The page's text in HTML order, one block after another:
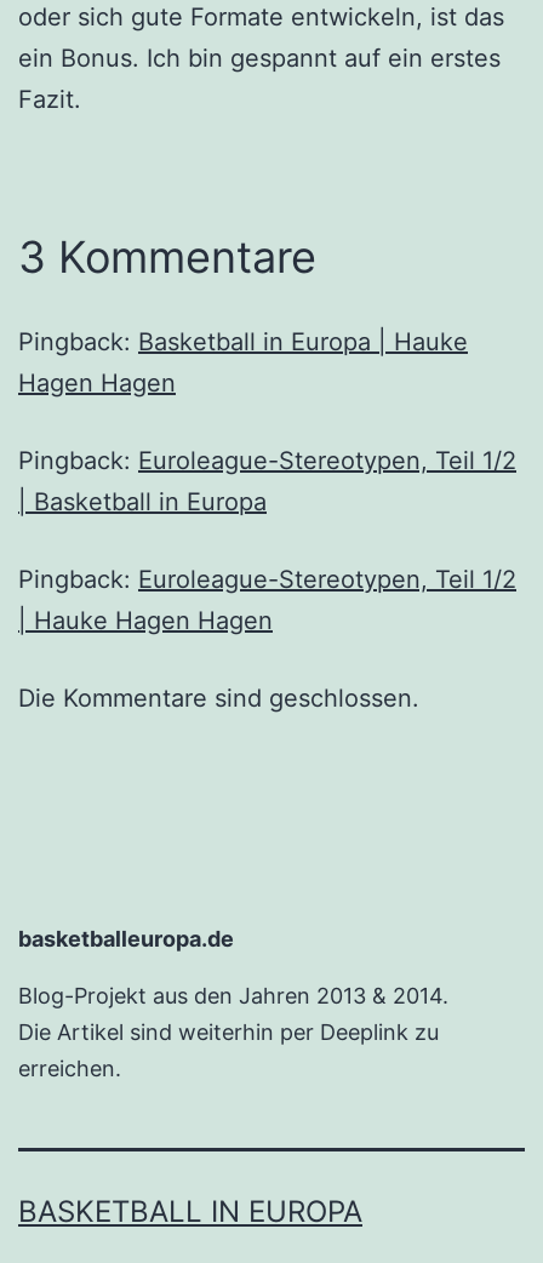
oder sich gute Formate entwickeln, ist das
ein Bonus. Ich bin gespannt auf ein erstes
Fazit.
3 Kommentare
Pingback: Basketball in Europa | Hauke
Hagen Hagen
Pingback: Euroleague-Stereotypen, Teil 1/2
| Basketball in Europa
Pingback: Euroleague-Stereotypen, Teil 1/2
| Hauke Hagen Hagen
Die Kommentare sind geschlossen.
basketballeuropa.de
Blog-Projekt aus den Jahren 2013 & 2014.
Die Artikel sind weiterhin per Deeplink zu
erreichen.
BASKETBALL IN EUROPA